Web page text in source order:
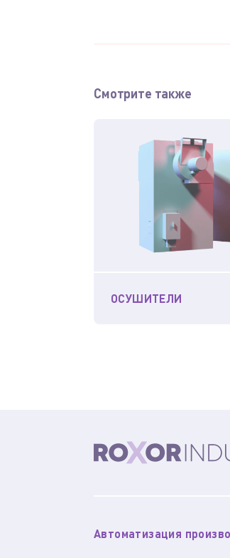
Смотрите также
ОСУШИТЕЛИ
Автоматизация